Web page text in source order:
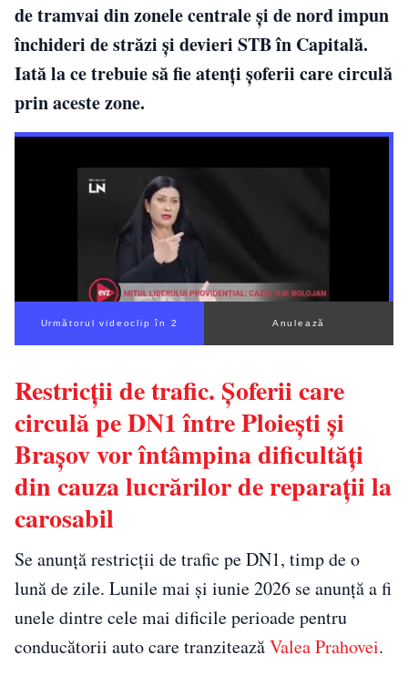
de tramvai din zonele centrale și de nord impun
închideri de străzi și devieri STB în Capitală.
Iată la ce trebuie să fie atenți șoferii care circulă
prin aceste zone.
Următorul videoclip în 1 Anulează
Restricții de trafic. Șoferii care
circulă pe DN1 între Ploiești și
Brașov vor întâmpina dificultăți
din cauza lucrărilor de reparații la
carosabil
Se anunță restricții de trafic pe DN1, timp de o
lună de zile. Lunile mai și iunie 2026 se anunță a fi
unele dintre cele mai dificile perioade pentru
conducătorii auto care tranziteazăValea Prahovei.